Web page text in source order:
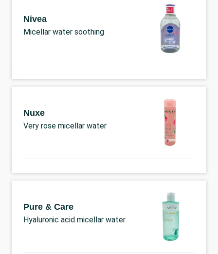
Nivea
Micellar water soothing
Nuxe
Very rose micellar water
Pure & Care
Hyaluronic acid micellar water